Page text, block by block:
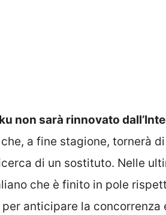
non sarà rinnovato
a fine stagione, tornerà
di un sostituto. Nelle
che è finito in pole
anticipare la concorrenza